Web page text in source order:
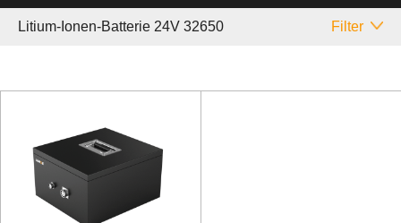
Litium-Ionen-Batterie 24V 32650 Filter